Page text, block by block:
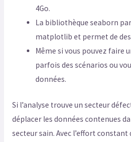
4Go.
La bibliothèque seaborn
matplotlib et permet de
Même si vous pouvez faire
parfois des scénarios ou
données.
Si l’analyse trouve un secteur
déplacer les données contenues
secteur sain. Avec l’effort constant